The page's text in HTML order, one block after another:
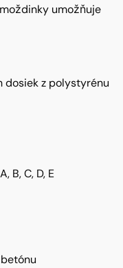
umožňuje
dosiek z polystyrénu
B, C, D, E